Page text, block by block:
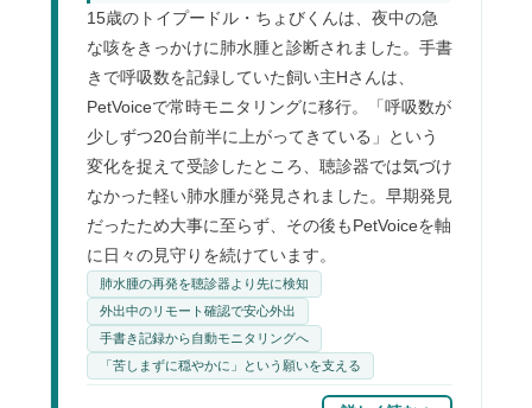
15歳のトイプードル・ちょびくんは、夜中の急
な咳をきっかけに肺水腫と診断されました。手書
きで呼吸数を記録していた飼い主Hさんは、
PetVoiceで常時モニタリングに移行。「呼吸数が
少しずつ20台前半に上がってきている」という
変化を捉えて受診したところ、聴診器では気づけ
なかった軽い肺水腫が発見されました。早期発見
だったため大事に至らず、その後もPetVoiceを軸
に日々の見守りを続けています。
肺水腫の再発を聴診器より先に検知
外出中のリモート確認で安心外出
手書き記録から自動モニタリングへ
「苦しまずに穏やかに」という願いを支える